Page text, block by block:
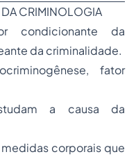
CRIMINOLOGIA
condicionante da
da criminalidade.
fator
a causa da
corporais que